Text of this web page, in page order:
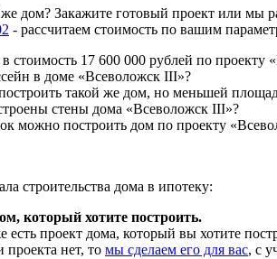
же дом? Закажите готовый проект или мы
- рассчитаем стоимость по вашим
стоимость 17 600 000 рублей по проекту
в доме «Всеволожск III»?
такой же дом, но меньшей
стены дома «Всеволожск III»?
можно построить дом по проекту
строительства дома в ипотеку:
который хотите построить.
есть проект дома, который вы хотите
проекта нет, то мы сделаем его для вас, с